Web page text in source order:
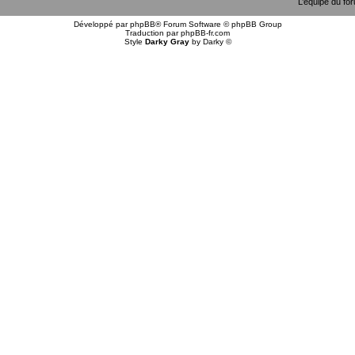
Développé parphpBB® Forum Software © phpBB Group
Traduction parphpBB-fr.com
Style Darky Grayby Darky©